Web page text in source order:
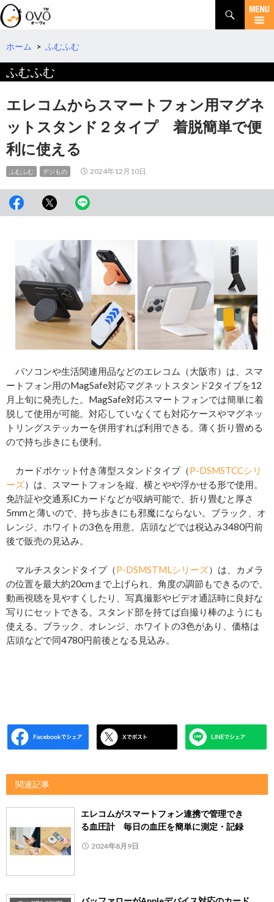
検
索
コ
テ
へ
動
ホーム > ふむふむ
ふむふむ
エレコムからスマートフォン用マグネ
ットスタンド２タイプ 着脱簡単で便
利に使える
ふむふむ デジもの 2024年12月10日
パソコンや生活関連用品などのエレコム（大阪市）は、スマ
ートフォン用のMagSafe対応マグネットスタンド2タイプを12
月上旬に発売した。MagSafe対応スマートフォンでは簡単に着
脱して使用が可能。対応していなくても対応ケースやマグネッ
トリングステッカーを併用すれば利用できる。薄く折り畳める
ので持ち歩きにも便利。
カードポケット付き薄型スタンドタイプ（P-DSMSTCCシリ
ーズ）は、スマートフォンを縦、横とやや浮かせる形で使用。
免許証や交通系ICカードなどが収納可能で、折り畳むと厚さ
5mmと薄いので、持ち歩きにも邪魔にならない。ブラック、オ
レンジ、ホワイトの3色を用意。店頭などでは税込み3480円前
後で販売の見込み。
マルチスタンドタイプ（P-DSMSTMLシリーズ）は、カメラ
の位置を最大約20cmまで上げられ、角度の調節もできるので、
動画視聴を見やすくしたり、写真撮影やビデオ通話時に良好な
写りにセットできる。スタンド部を持てば自撮り棒のようにも
使える。ブラック、オレンジ、ホワイトの3色があり、価格は
店頭などで同4780円前後となる見込み。
関連記事
エレコムがスマートフォン連携で管理でき
る血圧計 毎日の血圧を簡単に測定・記録
2024年8月9日